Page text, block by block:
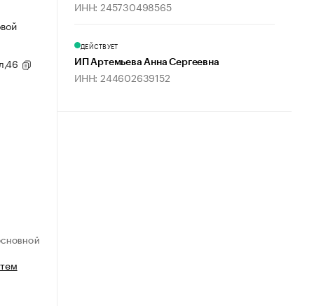
ИНН: 245730498565
ДЕЙСТВУЕТ
ИП Артемьева Анна Сергеевна
ИНН: 244602639152